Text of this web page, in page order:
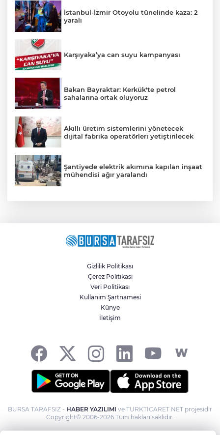
İstanbul-İzmir Otoyolu tünelinde kaza: 2
yaralı
Karşıyaka’ya can suyu kampanyası
Bakan Bayraktar: Kerkük'te petrol
sahalarına ortak oluyoruz
Akıllı üretim sistemlerini yönetecek
dijital fabrika operatörleri yetiştirilecek
Şantiyede elektrik akımına kapılan inşaat
mühendisi ağır yaralandı
Gizlilik Politikası
Çerez Politikası
Veri Politikası
Kullanım Şartnamesi
Künye
İletişim
BURSA TARAFSIZ - HABER YAZILIMI ve TURKTICARET.NET projesidir
Copyright© 2006-2026 Tüm hakları saklıdır.